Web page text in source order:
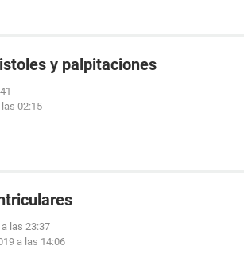
y palpitaciones
02:15
las 23:37
a las 14:06